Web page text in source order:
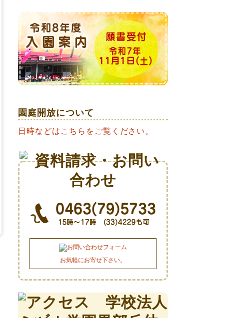
園庭開放について
日時などはこちらをご覧ください。
お気軽にお寄せ下さい。